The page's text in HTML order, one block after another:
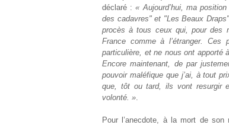
déclaré :« Aujourd’hui, ma
des cadavres" et "Les Beaux
procès à tous ceux qui, pour des
France comme à l’étranger.
particulière, et ne nous ont apporté
Encore maintenant, de par
pouvoir maléfique que j’ai, à tout
que, tôt ou tard, ils vont resurgir
volonté. ».
Pour l’anecdote, à la mort de son